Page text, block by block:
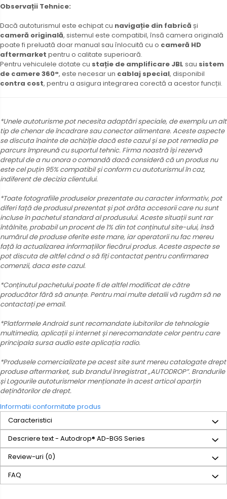
Observații Tehnice:
Dacă autoturismul este echipat cu navigație din fabrică și
cameră originală, sistemul este compatibil, însă camera originală
poate fi preluată doar manual sau înlocuită cu o cameră HD
aftermarket pentru o calitate superioară.
Pentru vehiculele dotate cu stație de amplificare JBL sau sistem
de camere 360°, este necesar un cablaj special, disponibil
contra cost, pentru a asigura integrarea corectă a acestor funcții.
*Unele autoturisme pot necesita adaptări speciale, de exemplu un alt
tip de chenar de încadrare sau conector alimentare. Aceste aspecte
se discuta înainte de achiziție dacă este cazul și se pot remedia pe
parcurs împreună cu suportul tehnic. Firma noastră își rezervă
dreptul de a nu onora o comandă dacă consideră că un produs nu
este cel puțin 95% compatibil și conform cu autoturismul în caz,
indiferent de decizia clientului.
*Toate fotografiile produselor prezentate au caracter informativ, pot
diferi față de produsul prezentat și pot arăta accesorii care nu sunt
incluse în pachetul standard al produsului. Aceste situații sunt rar
întâlnite, probabil un procent de 1% din tot conținutul site-ului, însă
numărul de produse oferite este mare, iar operatorii nu fac mereu
față la actualizarea informațiilor fiecărui produs. Aceste aspecte se
pot discuta de altfel când o să fiți contactat pentru confirmarea
comenzii, daca este cazul.
*Conținutul pachetului poate fi de altfel modificat de către
producător fără să anunțe. Pentru mai multe detalii vă rugăm să ne
contactați pe email.
*Platformele Android sunt recomandate iubitorilor de tehnologie
multimedia, aplicații și internet și nerecomandate celor pentru care
principala sursa audio este aplicația radio.
*Produsele comercializate pe acest site sunt mereu catalogate drept
produse aftermarket, sub brandul înregistrat „AUTODROP”. Brandurile
și Logourile autoturismelor menționate în acest articol aparțin
deținătorilor de drept.
Informatii conformitate produs
Caracteristici
Descriere text - Autodrop® AD-BGS Series
Review-uri (0)
FAQ